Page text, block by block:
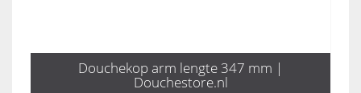
Douchekop arm lengte 347 mm |
Douchestore.nl